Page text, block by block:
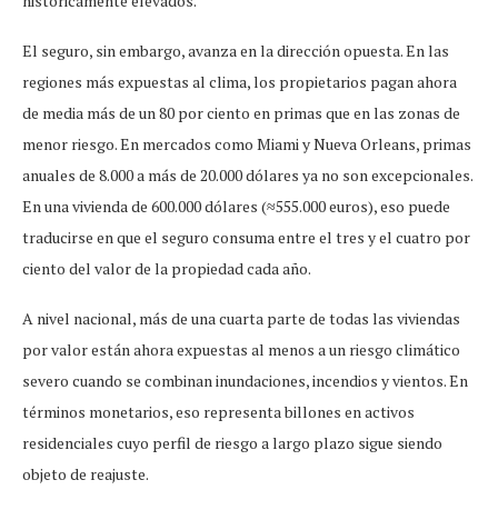
El seguro, sin embargo, avanza en la dirección opuesta. En las
regiones más expuestas al clima, los propietarios pagan ahora
de media más de un 80 por ciento en primas que en las zonas de
menor riesgo. En mercados como Miami y Nueva Orleans, primas
anuales de 8.000 a más de 20.000 dólares ya no son excepcionales.
En una vivienda de 600.000 dólares (≈555.000 euros), eso puede
traducirse en que el seguro consuma entre el tres y el cuatro por
ciento del valor de la propiedad cada año.
A nivel nacional, más de una cuarta parte de todas las viviendas
por valor están ahora expuestas al menos a un riesgo climático
severo cuando se combinan inundaciones, incendios y vientos. En
términos monetarios, eso representa billones en activos
residenciales cuyo perfil de riesgo a largo plazo sigue siendo
objeto de reajuste.